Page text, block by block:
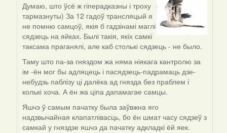
In
reply
to
by
Lighty
Думаю, што ўсё ж гіперадказны і троху
тармазнуты) За 12 гадоў трансляцый я
не помню самцоў, якія б гадзінамі маглі
сядзець на яйках. Былі такія, якіх самкі
таксама праганялі, але каб столькі сядзець - не было.
Таму што па-за гняздом жа няма ніякага кантролю за
ім -ён мог бы адляцець і пасядзець-падрамаць дзе-
небудзь паблізу ці далёка ад гнязда без праблем і
колькі хоча. А ён жа ціпа дапамагае самцы.
Яшчэ ў самым пачатку была заўвжна яго
надзвычайная клапатлівасць, бо ён шмат часу сядзеў з
самкай у гняздзе яшчэ да пачатку адкладкі ёй яек.